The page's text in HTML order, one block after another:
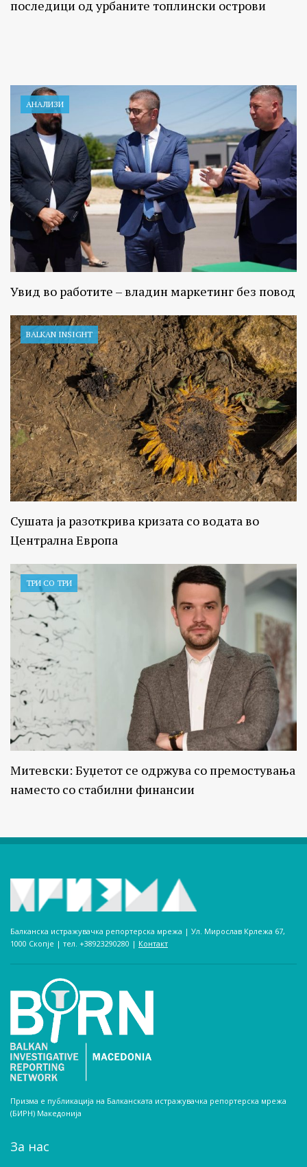
последици од урбаните топлински острови
АНАЛИЗИ
Увид во работите – владин маркетинг без повод
BALKAN INSIGHT
Сушата ја разоткрива кризата со водата во
Централна Европа
ТРИ СО ТРИ
Митевски: Буџетот се одржува со премостувања
наместо со стабилни финансии
Балканска истражувачка репортерска мрежа | Ул. Мирослав Крлежа 67,
1000 Скопје | тел. +38923290280­ | Контакт
Призма е публикација на Балканската истражувачка репортерска мрежа
(БИРН) Македонија
За нас